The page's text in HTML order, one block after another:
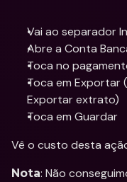
Vai ao separador
Abre a Conta
Toca no
Toca em Exportar
Exportar extrato)
Toca em Guardar
Vê o custo desta
Nota: Não